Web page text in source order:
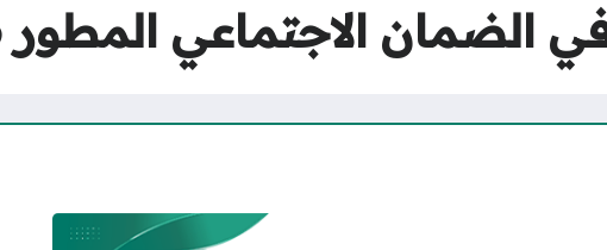
الاجتماعي المطور 1446